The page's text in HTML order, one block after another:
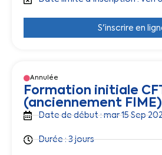
S'inscrire en
Formation initiale
(anciennement FIME)
Date de début : mar 15 Sep
Durée : 3 jours
Annulée